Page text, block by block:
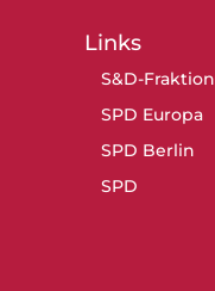
Links
S&D-Fraktion
SPD Europa
SPD Berlin
SPD